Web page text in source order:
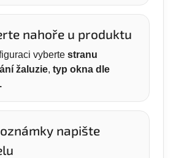
nahoře u produktu
vyberte stranu
žaluzie, typ okna dle
napište